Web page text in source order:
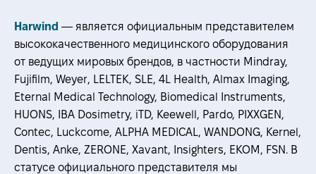
Harwind — является официальным представителем
высококачественного медицинского оборудования
от ведущих мировых брендов, в частности Mindray,
Fujifilm, Weyer, LELTEK, SLE, 4L Health, Almax Imaging,
Eternal Medical Technology, Biomedical Instruments,
HUONS, IBA Dosimetry, iTD, Keewell, Pardo, PIXXGEN,
Contec, Luckcome, ALPHA MEDICAL, WANDONG, Kernel,
Dentis, Anke, ZERONE, Xavant, Insighters, EKOM, FSN. В
статусе официального представителя мы